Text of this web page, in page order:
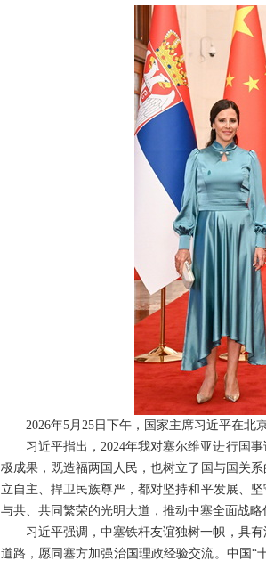
2026年5月25日下午，国家主席习近平在北
习近平指出，2024年我对塞尔维亚进行国
极成果，既造福两国人民，也树立了国与国关
立自主、捍卫民族尊严，都对坚持和平发展、
与共、共同繁荣的光明大道，推动中塞全面战略
习近平强调，中塞铁杆友谊独树一帜，具
道路，愿同塞方加强治国理政经验交流。中国“